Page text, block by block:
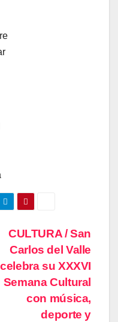
CULTURA / San
Carlos del Valle
celebra su XXXVI
Semana Cultural
con música,
deporte y